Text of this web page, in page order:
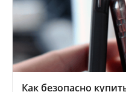
Как безопасно